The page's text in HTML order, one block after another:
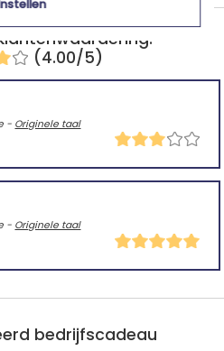
(4.00/5)
- Originele taal
- Originele taal
bedrijfscadeau